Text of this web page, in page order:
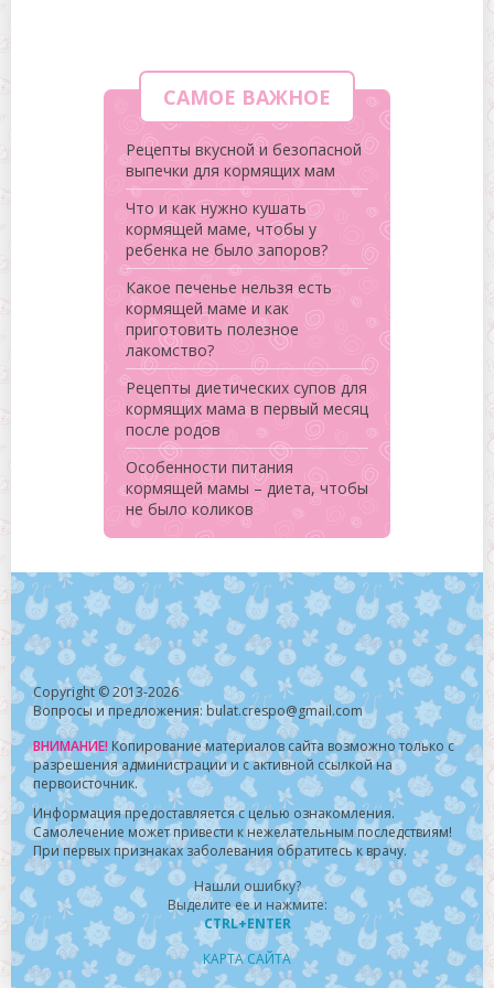
САМОЕ ВАЖНОЕ
Рецепты вкусной и безопасной
выпечки для кормящих мам
Что и как нужно кушать
кормящей маме, чтобы у
ребенка не было запоров?
Какое печенье нельзя есть
кормящей маме и как
приготовить полезное
лакомство?
Рецепты диетических супов для
кормящих мама в первый месяц
после родов
Особенности питания
кормящей мамы – диета, чтобы
не было коликов
Copyright © 2013-2026
Вопросы и предложения: bulat.crespo@gmail.com
ВНИМАНИЕ! Копирование материалов сайта возможно только с
разрешения администрации и с активной ссылкой на
первоисточник.
Информация предоставляется с целью ознакомления.
Самолечение может привести к нежелательным последствиям!
При первых признаках заболевания обратитесь к врачу.
Нашли ошибку?
Выделите ее и нажмите:
CTRL+ENTER
КАРТА САЙТА